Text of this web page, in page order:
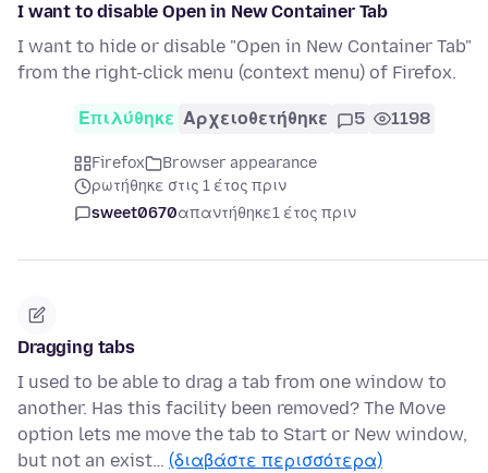
I want to disable Open in New Container Tab
I want to hide or disable "Open in New Container Tab"
from the right-click menu (context menu) of Firefox.
Επιλύθηκε Αρχειοθετήθηκε 5 1198
Firefox
Browser appearance
ρωτήθηκε στις 1 έτος πριν
sweet0670απαντήθηκε1 έτος πριν
Dragging tabs
I used to be able to drag a tab from one window to
another. Has this facility been removed? The Move
option lets me move the tab to Start or New window,
but not an exist… (διαβάστε περισσότερα)